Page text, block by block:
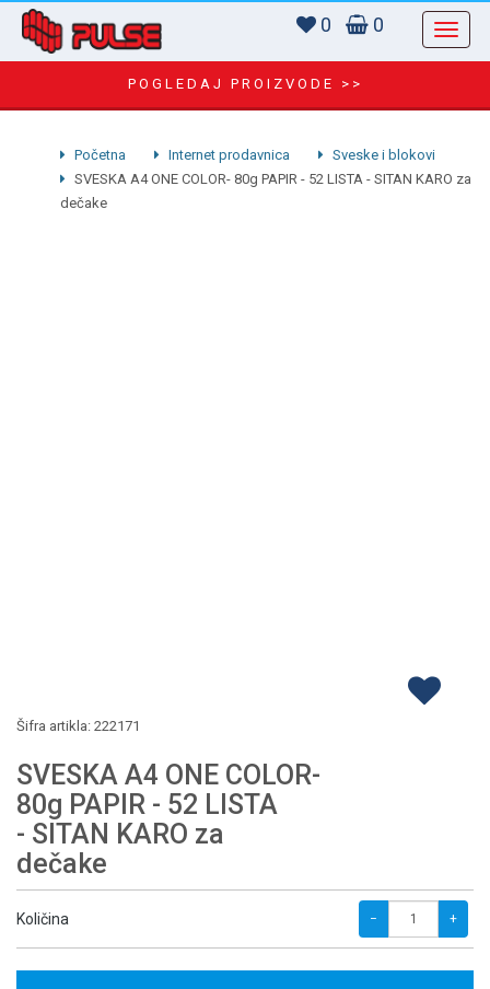
0 0
POGLEDAJ PROIZVODE >>
Početna Internet prodavnica
Sveske i blokovi
SVESKA A4 ONE COLOR- 80g PAPIR - 52 LISTA - SITAN KARO za
dečake
Šifra artikla: 222171
SVESKA A4 ONE COLOR-
80g PAPIR - 52 LISTA
- SITAN KARO za
dečake
Količina − +